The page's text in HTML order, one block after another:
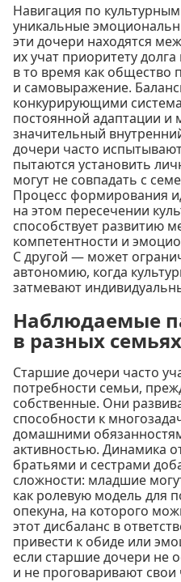
Навигация по
уникальные
эти дочери находятся
их учат приоритету
в то время как общество
и самовыражение.
конкурирующими
постоянной адаптации и
значительный
дочери часто
пытаются установить
могут не совпадать с
Процесс формирования
на этом пересечении
способствует развитию
компетентности и
С другой — может
автономию, когда
затмевают
Наблюдаемые
в разных семьях
Старшие дочери часто
потребности семьи,
собственные. Они
способности к
домашними
активностью. Динамика
братьями и сестрами
сложности: младшие
как ролевую модель для
опекуна, на которого
этот дисбаланс в
привести к обиде или
если старшие дочери не
и не проговаривают свои